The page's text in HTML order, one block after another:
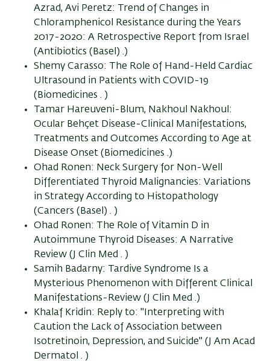
Azrad, Avi Peretz: Trend of Changes in
Chloramphenicol Resistance during the Years
2017-2020: A Retrospective Report from Israel
(Antibiotics (Basel) .)
Shemy Carasso: The Role of Hand-Held Cardiac
Ultrasound in Patients with COVID-19
(Biomedicines . )
Tamar Hareuveni-Blum, Nakhoul Nakhoul:
Ocular Behçet Disease-Clinical Manifestations,
Treatments and Outcomes According to Age at
Disease Onset (Biomedicines .)
Ohad Ronen: Neck Surgery for Non-Well
Differentiated Thyroid Malignancies: Variations
in Strategy According to Histopathology
(Cancers (Basel) . )
Ohad Ronen: The Role of Vitamin D in
Autoimmune Thyroid Diseases: A Narrative
Review (J Clin Med . )
Samih Badarny: Tardive Syndrome Is a
Mysterious Phenomenon with Different Clinical
Manifestations-Review (J Clin Med .)
Khalaf Kridin: Reply to: "Interpreting with
Caution the Lack of Association between
Isotretinoin, Depression, and Suicide" (J Am Acad
Dermatol . )